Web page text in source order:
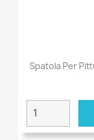
Spatola Per